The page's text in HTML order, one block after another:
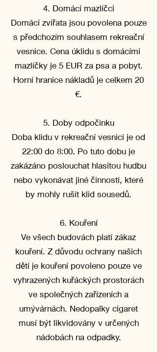
4. Domácí mazlíčci
Domácí zvířata jsou povolena pouze
s předchozím souhlasem rekreační
vesnice. Cena úklidu s domácími
mazlíčky je 5 EUR za psa a pobyt.
Horní hranice nákladů je celkem 20
€.
5. Doby odpočinku
Doba klidu v rekreační vesnici je od
22:00 do 8:00. Po tuto dobu je
zakázáno poslouchat hlasitou hudbu
nebo vykonávat jiné činnosti, které
by mohly rušit klid sousedů.
6. Kouření
Ve všech budovách platí zákaz
kouření. Z důvodu ochrany našich
dětí je kouření povoleno pouze ve
vyhrazených kuřáckých prostorách
ve společných zařízeních a
umývárnách. Nedopalky cigaret
musí být likvidovány v určených
nádobách na odpadky.